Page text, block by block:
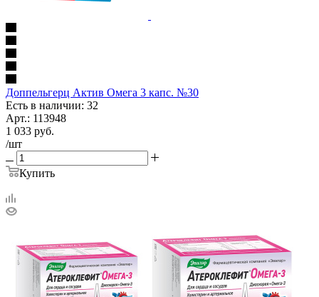
Доппельгерц Актив Омега 3 капс. №30
Есть в наличии: 32
Арт.: 113948
1 033 руб.
/шт
Купить